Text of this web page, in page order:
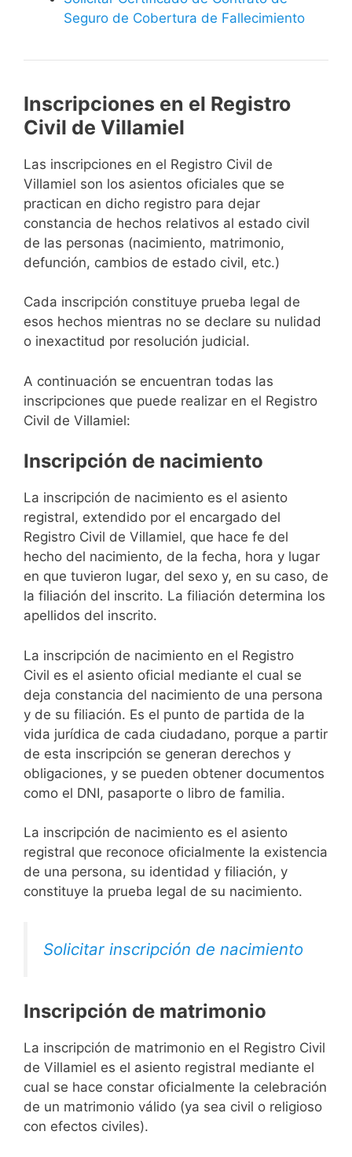
Seguro de Cobertura de Fallecimiento
Inscripciones en el Registro
Civil de Villamiel
Las inscripciones en el Registro Civil de
Villamiel son los asientos oficiales que se
practican en dicho registro para dejar
constancia de hechos relativos al estado civil
de las personas (nacimiento, matrimonio,
defunción, cambios de estado civil, etc.)
Cada inscripción constituye prueba legal de
esos hechos mientras no se declare su nulidad
o inexactitud por resolución judicial.
A continuación se encuentran todas las
inscripciones que puede realizar en el Registro
Civil de Villamiel:
Inscripción de nacimiento
La inscripción de nacimiento es el asiento
registral, extendido por el encargado del
Registro Civil de Villamiel, que hace fe del
hecho del nacimiento, de la fecha, hora y lugar
en que tuvieron lugar, del sexo y, en su caso, de
la filiación del inscrito. La filiación determina los
apellidos del inscrito.
La inscripción de nacimiento en el Registro
Civil es el asiento oficial mediante el cual se
deja constancia del nacimiento de una persona
y de su filiación. Es el punto de partida de la
vida jurídica de cada ciudadano, porque a partir
de esta inscripción se generan derechos y
obligaciones, y se pueden obtener documentos
como el DNI, pasaporte o libro de familia.
La inscripción de nacimiento es el asiento
registral que reconoce oficialmente la existencia
de una persona, su identidad y filiación, y
constituye la prueba legal de su nacimiento.
Solicitar inscripción de nacimiento
Inscripción de matrimonio
La inscripción de matrimonio en el Registro Civil
de Villamiel es el asiento registral mediante el
cual se hace constar oficialmente la celebración
de un matrimonio válido (ya sea civil o religioso
con efectos civiles).